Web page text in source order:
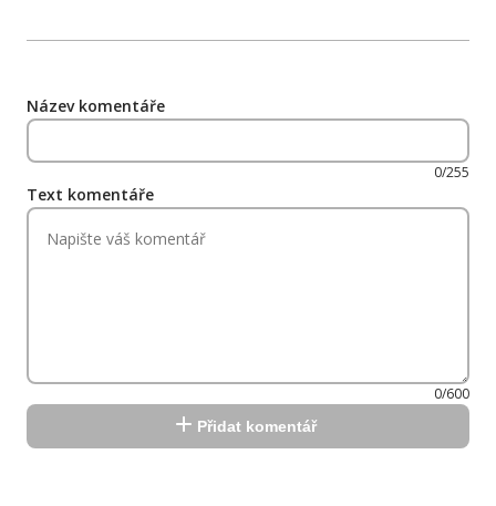
Název komentáře
0/255
Text komentáře
0/600
Přidat komentář